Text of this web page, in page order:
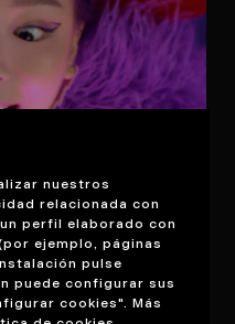
nuestros
relacionada con
perfil elaborado con
ejemplo, páginas
pulse
puede configurar sus
cookies". Más